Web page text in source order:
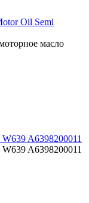
Oil Semi
масло
A6398200011
A6398200011